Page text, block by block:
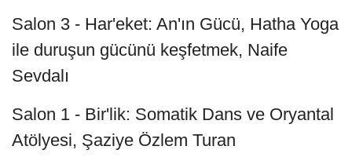
Salon 3 - Har'eket: An'ın Gücü, Hatha Yoga
ile duruşun gücünü keşfetmek, Naife
Sevdalı
Salon 1 - Bir'lik: Somatik Dans ve Oryantal
Atölyesi, Şaziye Özlem Turan